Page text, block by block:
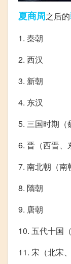
夏商周之后的
1. 秦朝
2. 西汉
3. 新朝
4. 东汉
5. 三国时期（
6. 晋（西晋、
7. 南北朝（南
8. 隋朝
9. 唐朝
10. 五代十国
11. 宋（北宋